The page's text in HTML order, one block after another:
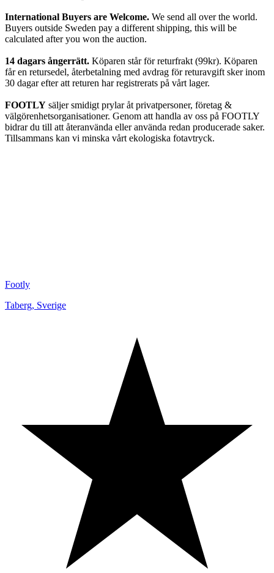
International Buyers are Welcome. We send all over the world.
Buyers outside Sweden pay a different shipping, this will be
calculated after you won the auction.
14 dagars ångerrätt. Köparen står för returfrakt (99kr). Köparen
får en retursedel, återbetalning med avdrag för returavgift sker inom
30 dagar efter att returen har registrerats på vårt lager.
FOOTLY säljer smidigt prylar åt privatpersoner, företag &
välgörenhetsorganisationer. Genom att handla av oss på FOOTLY
bidrar du till att återanvända eller använda redan producerade saker.
Tillsammans kan vi minska vårt ekologiska fotavtryck.
Footly
Taberg, Sverige